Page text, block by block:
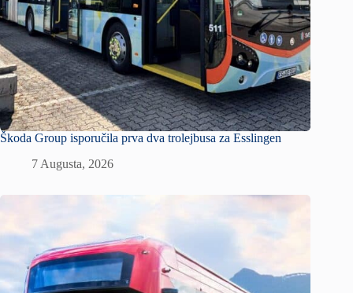
Škoda Group isporučila prva dva trolejbusa za Esslingen
7 Augusta, 2026